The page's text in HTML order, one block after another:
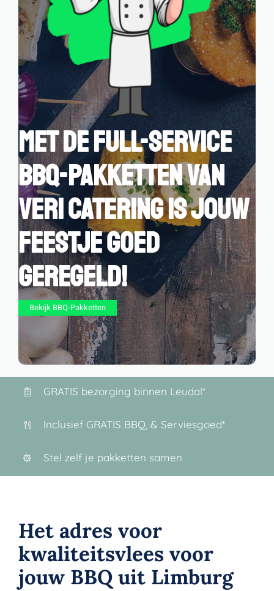
Contact
Winkelwagen
Met de Full-Service
BBQ-pakketten van
Veri Catering is jouw
feestje goed
geregeld!
Bekijk BBQ-Pakketten
GRATIS bezorging binnen Leudal*
Inclusief GRATIS BBQ, & Serviesgoed*
Stel zelf je pakketten samen
Het adres voor
kwaliteitsvlees voor
jouw BBQ uit Limburg